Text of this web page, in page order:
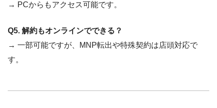
→ PCからもアクセス可能です。
Q5. 解約もオンラインでできる？
→ 一部可能ですが、MNP転出や特殊契約は店頭対応で
す。